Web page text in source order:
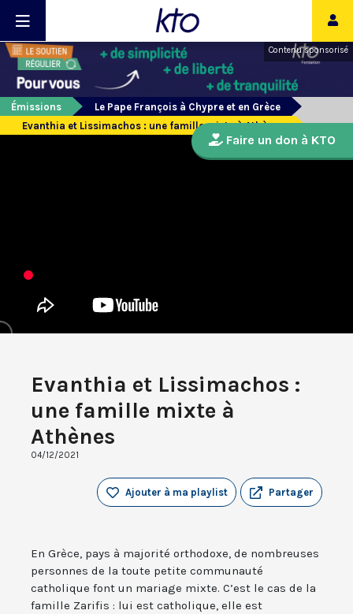
Contenu sponsorisé
Émissions
Le Pape François à Chypre et en Grèce
Evanthia et Lissimachos : une famille mixte à Athènes
Evanthia et Lissimachos :
une famille mixte à
Athènes
04/12/2021
Partager
Ajouter à ma playlist
En Grèce, pays à majorité orthodoxe, de nombreuses
personnes de la toute petite communauté
catholique font un mariage mixte. C’est le cas de la
famille Zarifis : lui est catholique, elle est
Faire un don à KTO